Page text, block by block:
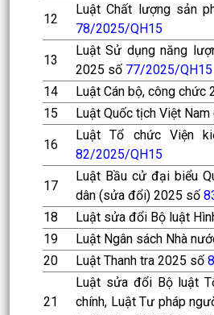
12
Luật Chất lượng sản
78/2025/QH15
13
Luật Sử dụng năng
2025 số 77/2025/QH15
14 Luật Cán bộ, công chức
15
Luật Quốc tịch Việt
16
Luật Tổ chức Viện
82/2025/QH15
17
Luật Bầu cử đại biểu
dân (sửa đổi) 2025 số
18 Luật sửa đổi Bộ luật
19
Luật Ngân sách Nhà
20
Luật Thanh tra 2025 số
21
Luật sửa đổi Bộ luật
chính, Luật Tư pháp